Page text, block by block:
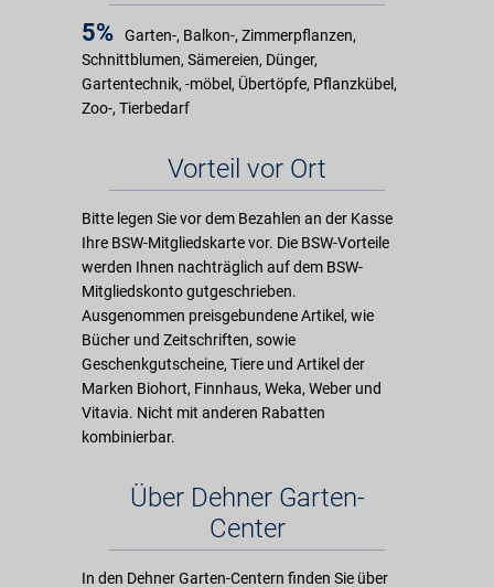
5%
Garten-, Balkon-, Zimmerpflanzen,
Schnittblumen, Sämereien, Dünger,
Gartentechnik, -möbel, Übertöpfe, Pflanzkübel,
Zoo-, Tierbedarf
Vorteil vor Ort
Bitte legen Sie vor dem Bezahlen an der Kasse
Ihre BSW-Mitgliedskarte vor. Die BSW-Vorteile
werden Ihnen nachträglich auf dem BSW-
Mitgliedskonto gutgeschrieben.
Ausgenommen preisgebundene Artikel, wie
Bücher und Zeitschriften, sowie
Geschenkgutscheine, Tiere und Artikel der
Marken Biohort, Finnhaus, Weka, Weber und
Vitavia. Nicht mit anderen Rabatten
kombinierbar.
Über Dehner Garten-
Center
In den Dehner Garten-Centern finden Sie über